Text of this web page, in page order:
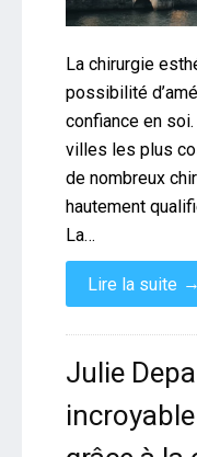
La chirurgie
possibilité
confiance en soi.
villes les plus
de nombreux
hautement
La…
Lire la suite →
Julie